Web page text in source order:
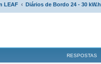
LEAF Diários de Bordo 24 - 30 kW.h
RESPOSTAS